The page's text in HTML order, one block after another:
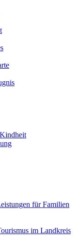
für Familien
im Landkreis